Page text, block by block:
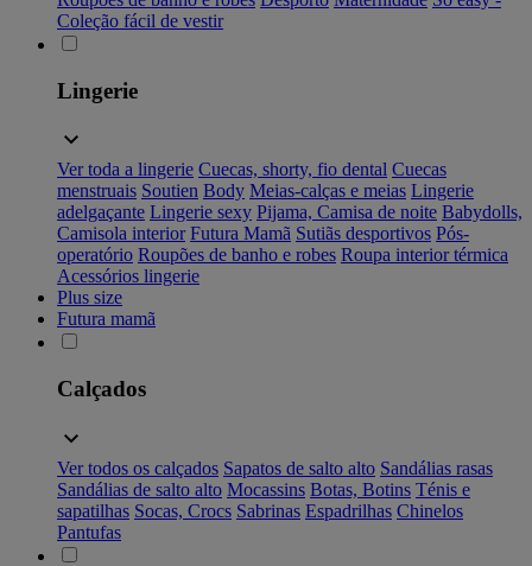
Coleção fácil de vestir
Lingerie
Ver toda a lingerie Cuecas, shorty, fio dental Cuecas
menstruais Soutien Body Meias-calças e meias Lingerie
adelgaçante Lingerie sexy Pijama, Camisa de noite Babydolls,
Camisola interior Futura Mamã Sutiãs desportivos Pós-
operatório Roupões de banho e robes Roupa interior térmica
Acessórios lingerie
Plus size
Futura mamã
Calçados
Ver todos os calçados Sapatos de salto alto Sandálias rasas
Sandálias de salto alto Mocassins Botas, Botins Ténis e
sapatilhas Socas, Crocs Sabrinas Espadrilhas Chinelos
Pantufas